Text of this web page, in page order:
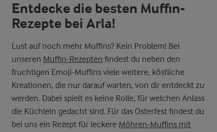
Entdecke die besten Muffin-
Rezepte bei Arla!
Lust auf noch mehr Muffins? Kein Problem! Bei
unseren Muffin-Rezepten findest du neben den
fruchtigen Emoji-Muffins viele weitere, köstliche
Kreationen, die nur darauf warten, von dir entdeckt zu
werden. Dabei spielt es keine Rolle, für welchen Anlass
die Küchlein gedacht sind. Für das Osterfest findest du
bei uns ein Rezept für leckere Möhren-Muffins mit